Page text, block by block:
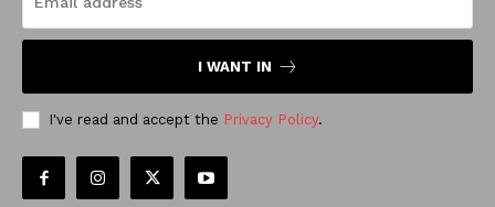
I WANT IN
I've read and accept the Privacy Policy.